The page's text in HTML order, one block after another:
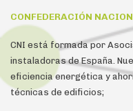
CONFEDERACIÓN
CNI está formada por
instaladoras de España.
eficiencia energética y
técnicas de edificios;